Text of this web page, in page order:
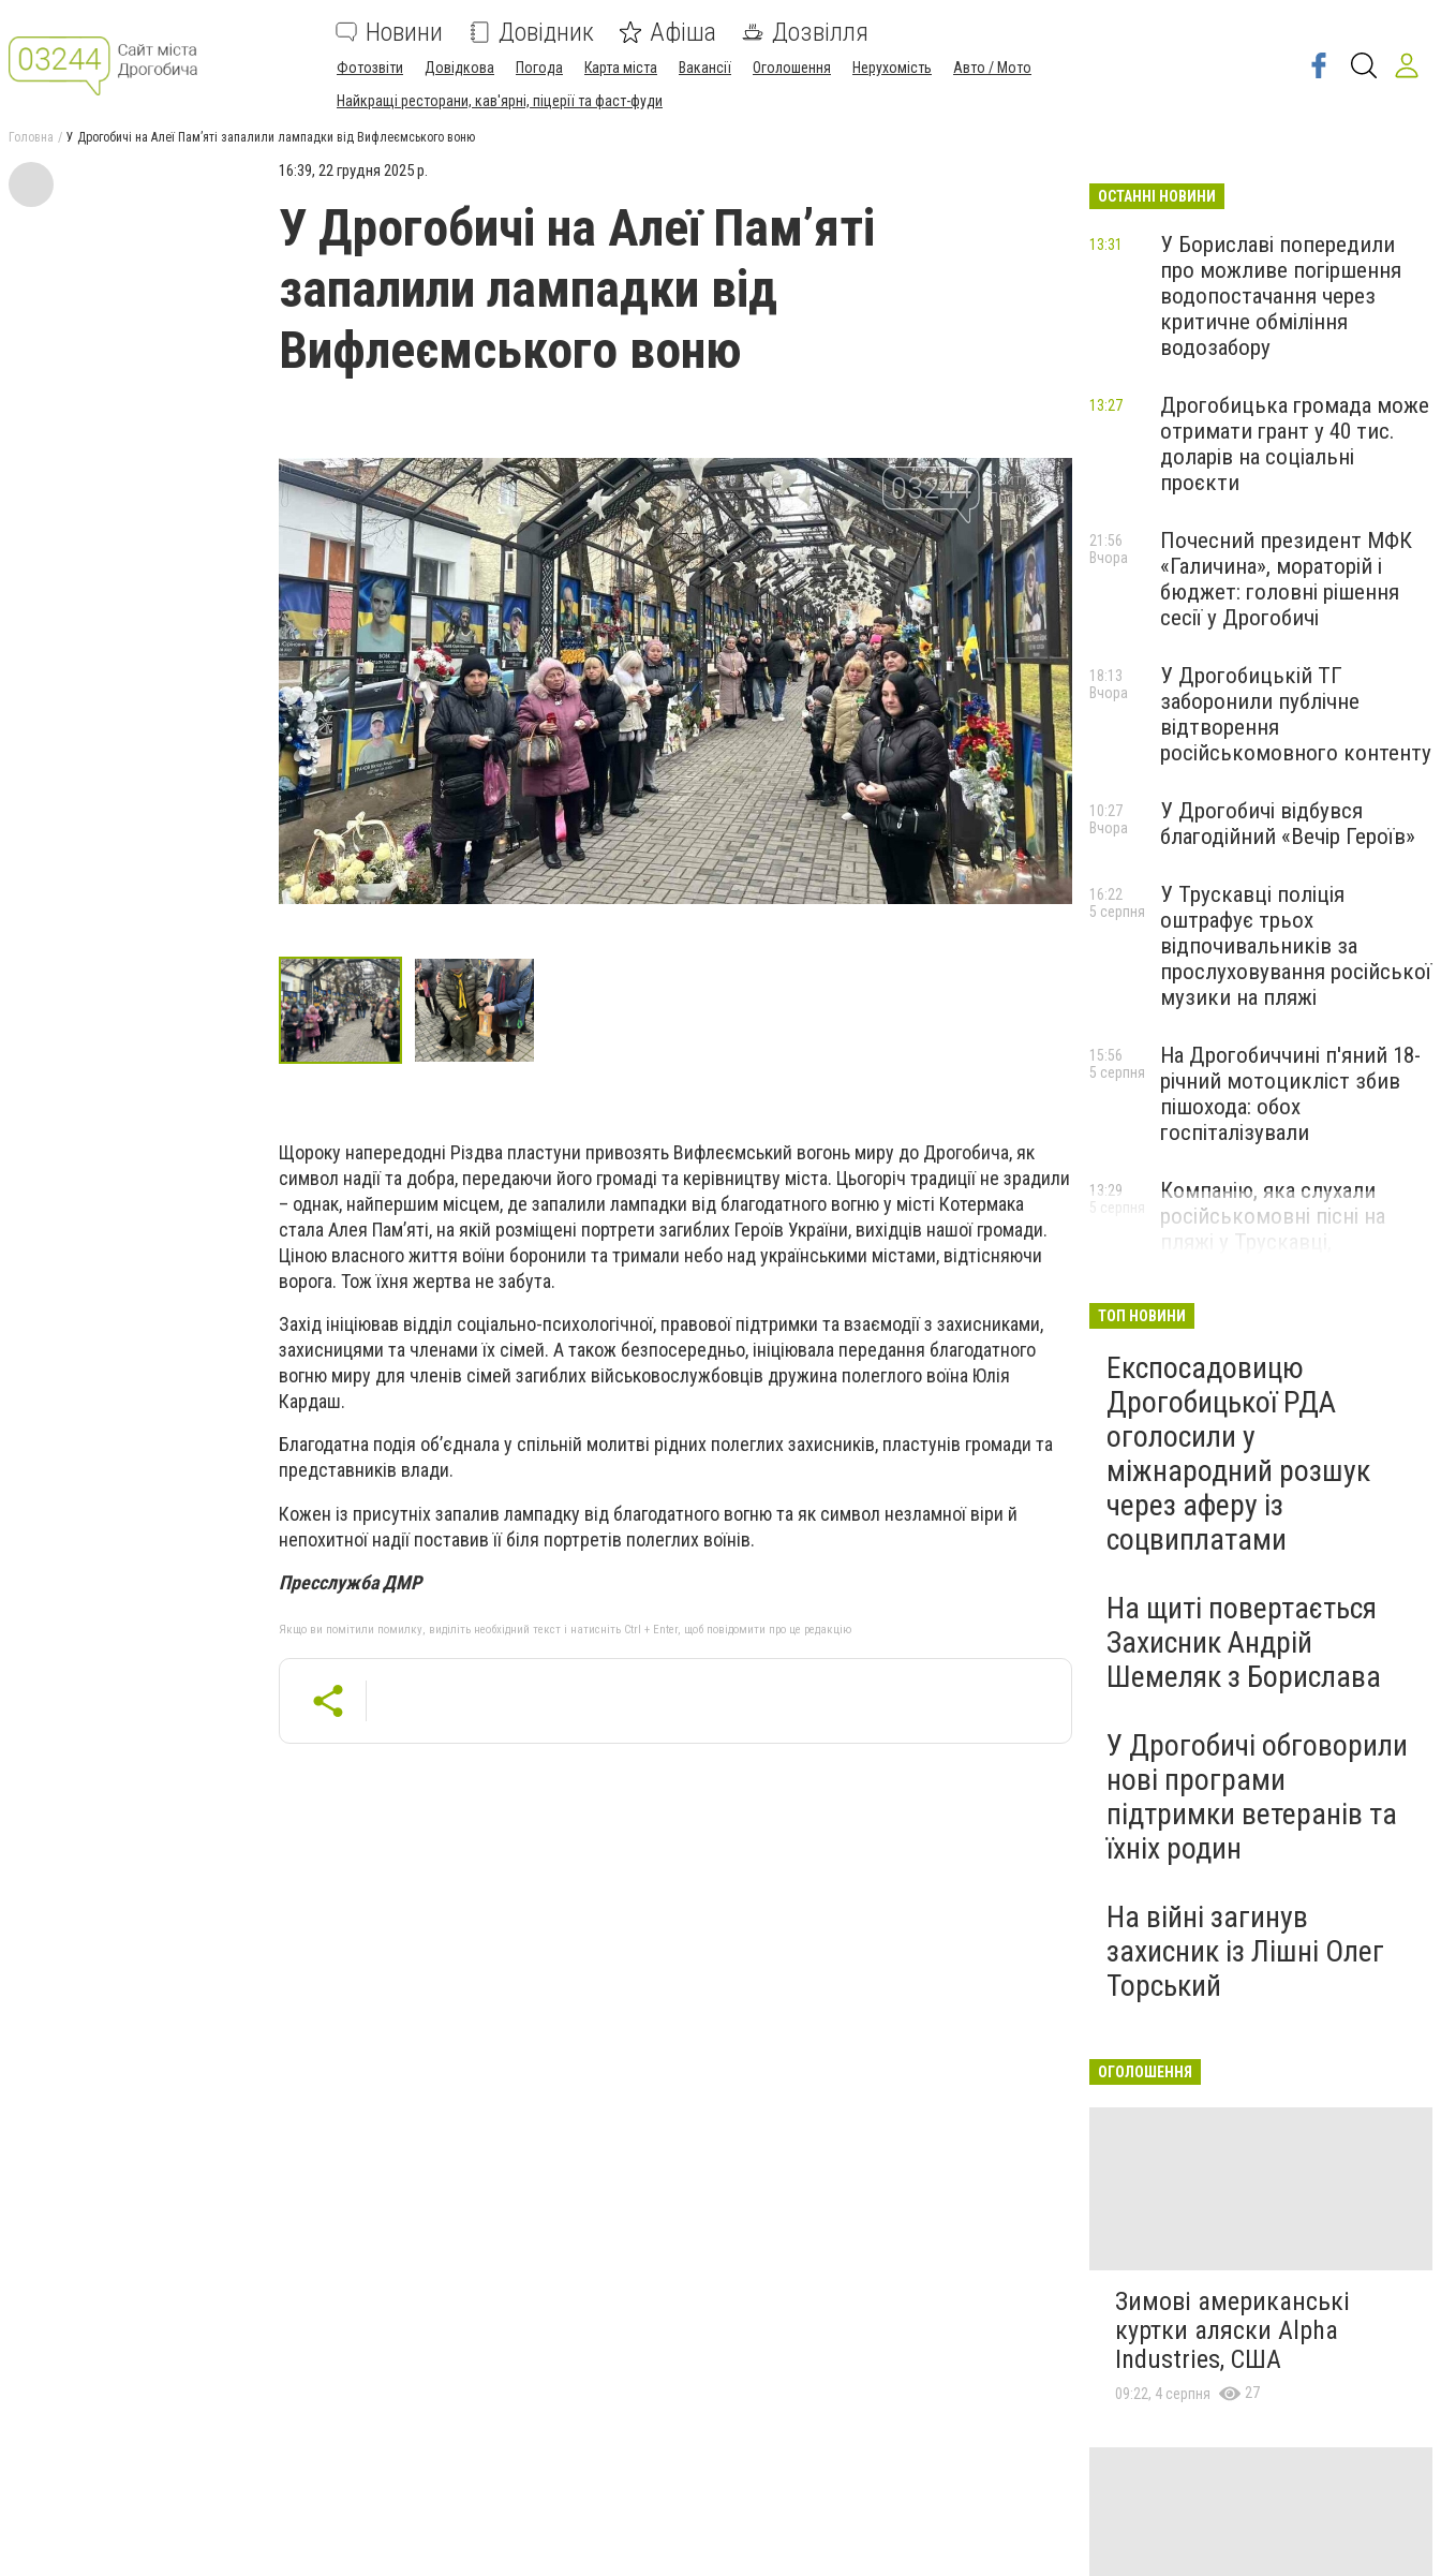
Новини Довідник Афіша Дозвілля
Фотозвіти Довідкова Погода Карта міста Вакансії Оголошення Нерухомість
Авто / Мото
Найкращі ресторани, кав'ярні, піцерії та фаст-фуди
Головна У Дрогобичі на Алеї Пам’яті запалили лампадки від Вифлеємського воню
16:39, 22 грудня 2025 р.
У Дрогобичі на Алеї Пам’яті
запалили лампадки від
Вифлеємського воню
Щороку напередодні Різдва пластуни привозять Вифлеємський вогонь миру до Дрогобича, як
символ надії та добра, передаючи його громаді та керівництву міста. Цьогоріч традиції не зрадили
– однак, найпершим місцем, де запалили лампадки від благодатного вогню у місті Котермака
стала Алея Пам’яті, на якій розміщені портрети загиблих Героїв України, вихідців нашої громади.
Ціною власного життя воїни боронили та тримали небо над українськими містами, відтісняючи
ворога. Тож їхня жертва не забута.
Захід ініціював відділ соціально-психологічної, правової підтримки та взаємодії з захисниками,
захисницями та членами їх сімей. А також безпосередньо, ініціювала передання благодатного
вогню миру для членів сімей загиблих військовослужбовців дружина полеглого воїна Юлія
Кардаш.
Благодатна подія об’єднала у спільній молитві рідних полеглих захисників, пластунів громади та
представників влади.
Кожен із присутніх запалив лампадку від благодатного вогню та як символ незламної віри й
непохитної надії поставив її біля портретів полеглих воїнів.
Пресслужба ДМР
Якщо ви помітили помилку, виділіть необхідний текст і натисніть Ctrl + Enter, щоб повідомити про це редакцію
ОСТАННІ НОВИНИ
У Бориславі попередили
про можливе погіршення
водопостачання через
критичне обміління
водозабору
13:31
Дрогобицька громада може
отримати грант у 40 тис.
доларів на соціальні
проєкти
13:27
Почесний президент МФК
«Галичина», мораторій і
бюджет: головні рішення
сесії у Дрогобичі
21:56
Вчора
У Дрогобицькій ТГ
заборонили публічне
відтворення
російськомовного контенту
18:13
Вчора
У Дрогобичі відбувся
благодійний «Вечір Героїв»
10:27
Вчора
У Трускавці поліція
оштрафує трьох
відпочивальників за
прослуховування російської
музики на пляжі
16:22
5 серпня
На Дрогобиччині п'яний 18-
річний мотоцикліст збив
пішохода: обох
госпіталізували
15:56
5 серпня
Компанію, яка слухали
російськомовні пісні на
пляжі у Трускавці,
13:29
5 серпня
ТОП НОВИНИ
Експосадовицю
Дрогобицької РДА
оголосили у
міжнародний розшук
через аферу із
соцвиплатами
На щиті повертається
Захисник Андрій
Шемеляк з Борислава
У Дрогобичі обговорили
нові програми
підтримки ветеранів та
їхніх родин
На війні загинув
захисник із Лішні Олег
Торський
ОГОЛОШЕННЯ
Зимові американські
куртки аляски Alpha
Industries, США
09:22, 4 серпня 27